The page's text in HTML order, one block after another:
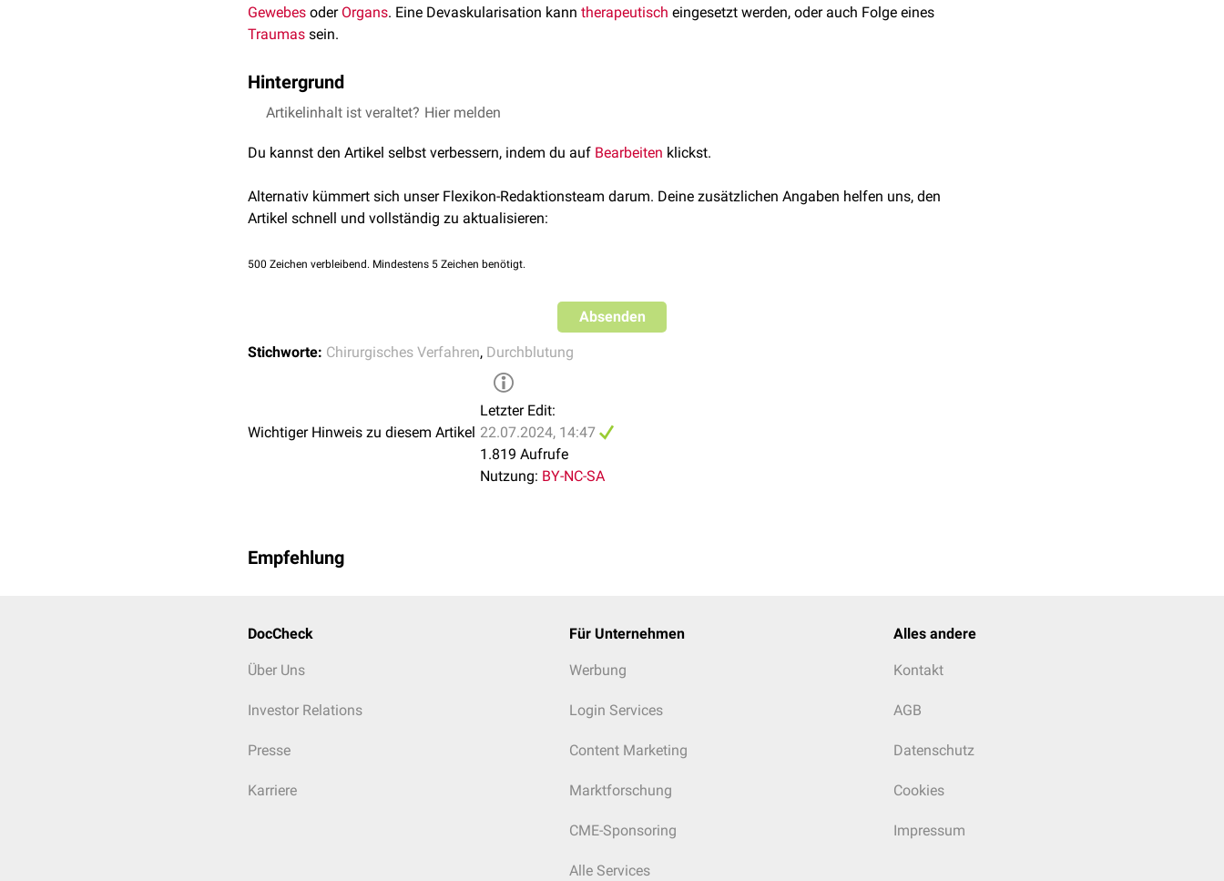
Gewebes oder Organs. Eine Devaskularisation kann therapeutisch eingesetzt werden, oder auch Folge eines
Traumas sein.
Hintergrund
Therapeutisch wird die Devaskularisation bei der Behandlung bestimmter
zu ermöglichen.Intraoperativist teils eine Unterbrechung des Blutflusses in bestimmten Regionen notwendig, um
Leber). Ein weiteres Beispiel ist die venöse Devaskularisation im Bereich desÖsophagusbei Patienten mit
Ösophagusvarizen durchportale Hypertension. Somit kann das Risiko für lebensbedrohliche Blutungen verringert
Darüber hinaus kann eine Devaskularisation auch im Rahmen eines Traumas passieren. Ein Beispiel ist die
Artikelinhalt ist veraltet? Hier melden
Du kannst den Artikel selbst verbessern, indem du auf Bearbeiten klickst.
Alternativ kümmert sich unser Flexikon-Redaktionsteam darum. Deine zusätzlichen Angaben helfen uns, den
Artikel schnell und vollständig zu aktualisieren:
500 Zeichen verbleibend. Mindestens 5 Zeichen benötigt.
Absenden
Stichworte: Chirurgisches Verfahren, Durchblutung
Wichtiger Hinweis zu diesem Artikel
Letzter Edit:
22.07.2024, 14:47
1.819 Aufrufe
Nutzung: BY-NC-SA
Empfehlung
DocCheck
Über Uns
Investor Relations
Presse
Karriere
Für Unternehmen
Werbung
Login Services
Content Marketing
Marktforschung
CME-Sponsoring
Alle Services
Alles andere
Kontakt
AGB
Datenschutz
Cookies
Impressum